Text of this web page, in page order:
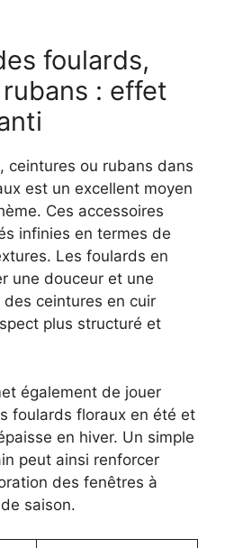
foulards,
: effet
ceintures ou rubans dans
est un excellent moyen
Ces accessoires
infinies en termes de
Les foulards en
une douceur et une
ceintures en cuir
plus structuré et
également de jouer
foulards floraux en été et
en hiver. Un simple
peut ainsi renforcer
des fenêtres à
saison.